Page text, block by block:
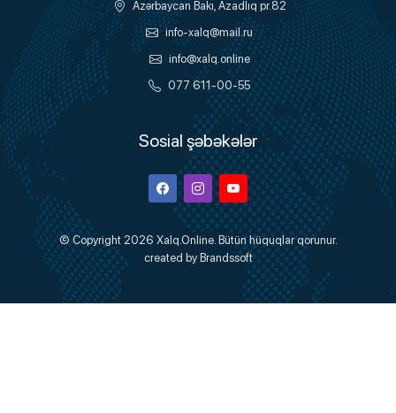
Azərbaycan Bakı, Azadlıq pr.82
info-xalq@mail.ru
info@xalq.online
077 611-00-55
Sosial şəbəkələr
FacebookInstagramYoutube
© Copyright 2026 Xalq.Online. Bütün hüquqlar qorunur.
created by Brandssoft